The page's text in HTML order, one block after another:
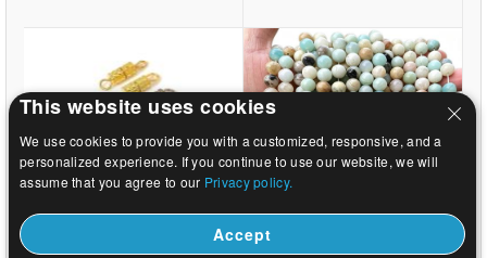
US$ 0.04 US$ 0.82
This website uses cookies
We use cookies to provide you with a customized, responsive, and a
personalized experience. If you continue to use our website, we will
assume that you agree to our Privacy policy.
Accept